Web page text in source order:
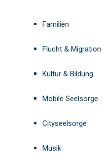
Familien
Flucht & Migration
Kultur & Bildung
Mobile Seelsorge
Cityseelsorge
Musik